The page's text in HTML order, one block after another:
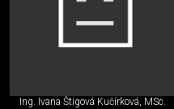
Ing. Ivana Štigová Kučírková, MSc.